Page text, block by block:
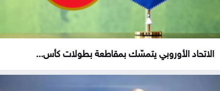
الاتحاد الأوروبي يتمسّك بمقاطعة بطولات كأس...